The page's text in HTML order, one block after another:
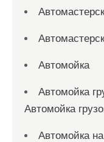
Автомойка
Автомойка
Автомойка
Автомойка